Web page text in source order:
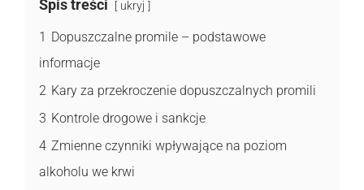
Spis treści ukryj
1 Dopuszczalne promile – podstawowe
informacje
2 Kary za przekroczenie dopuszczalnych promili
3 Kontrole drogowe i sankcje
4 Zmienne czynniki wpływające na poziom
alkoholu we krwi